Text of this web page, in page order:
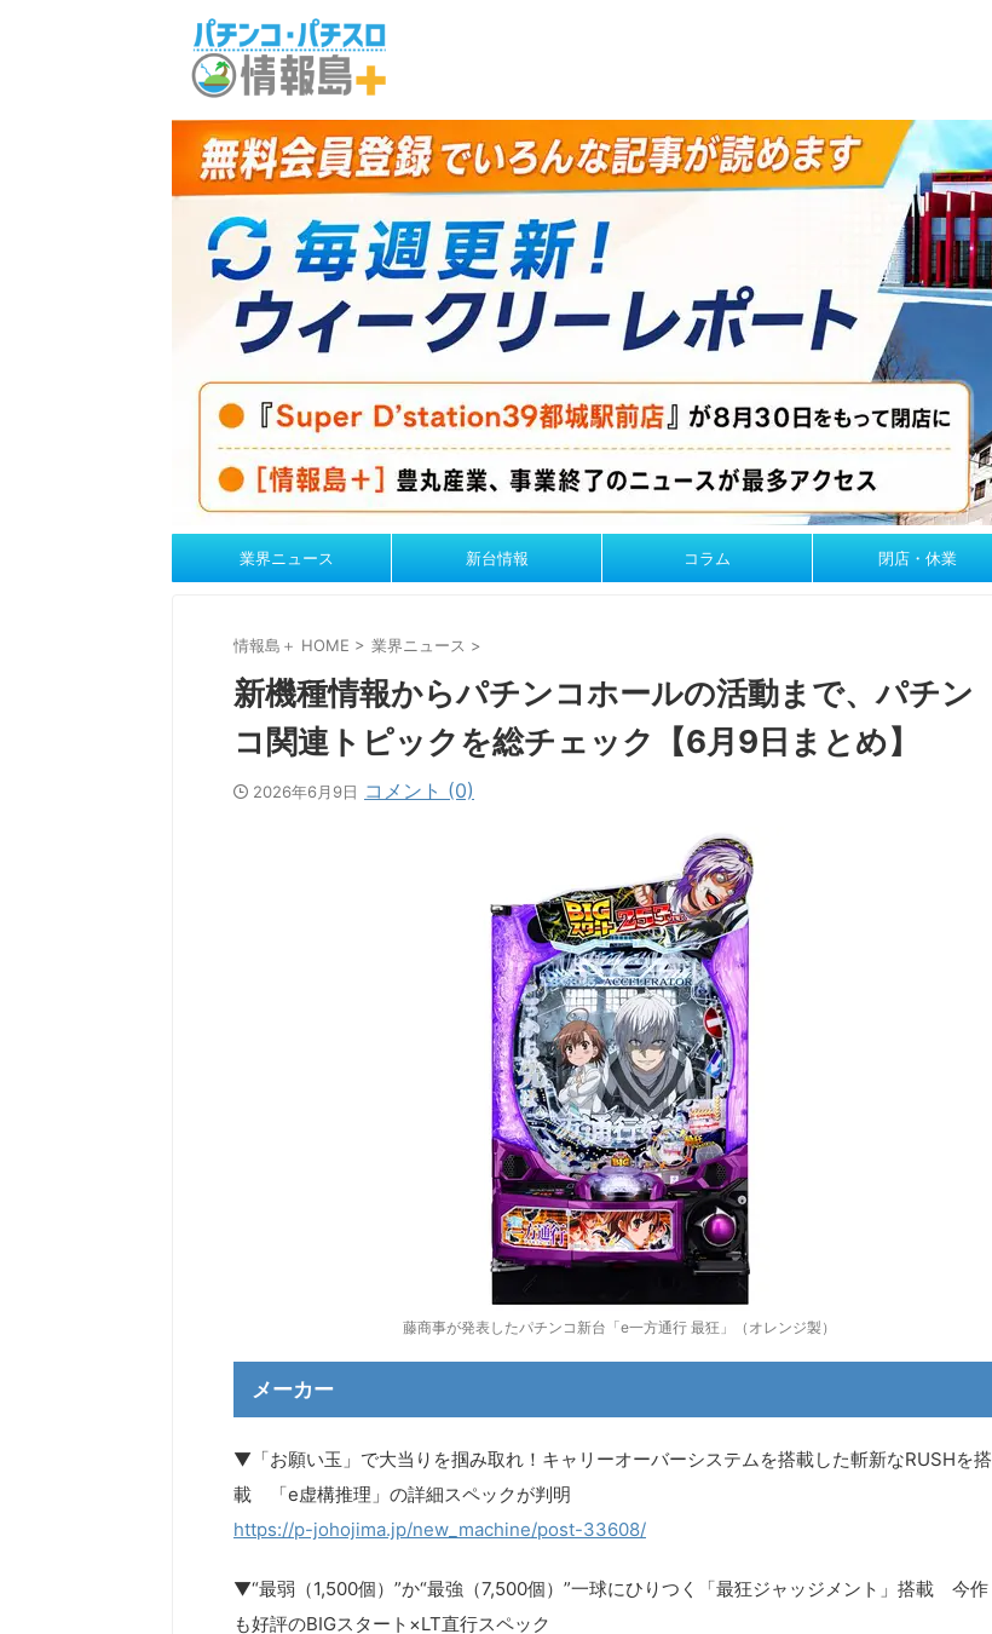
業界ニュース 新台情報 コラム 閉店・休業
情報島＋ HOME > 業界ニュース >
新機種情報からパチンコホールの活動まで、パチン
コ関連トピックを総チェック【6月9日まとめ】
2026年6月9日 コメント (0)
藤商事が発表したパチンコ新台「e一方通行 最狂」（オレンジ製）
メーカー
▼「お願い玉」で大当りを掴み取れ！キャリーオーバーシステムを搭載した斬新なRUSHを搭
載 「e虚構推理」の詳細スペックが判明
https://p-johojima.jp/new_machine/post-33608/
▼“最弱（1,500個）”か“最強（7,500個）”一球にひりつく「最狂ジャッジメント」搭載 今作
も好評のBIGスタート×LT直行スペック